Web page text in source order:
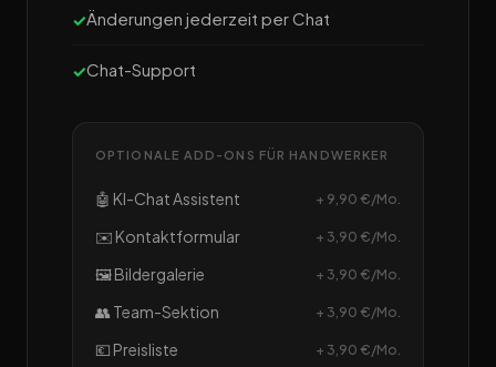
Änderungen jederzeit per Chat
Chat-Support
OPTIONALE ADD-ONS FÜR HANDWERKER
🤖 KI-Chat Assistent + 9,90 €/Mo.
✉️ Kontaktformular + 3,90 €/Mo.
🖼️ Bildergalerie + 3,90 €/Mo.
👥 Team-Sektion + 3,90 €/Mo.
💶 Preisliste + 3,90 €/Mo.